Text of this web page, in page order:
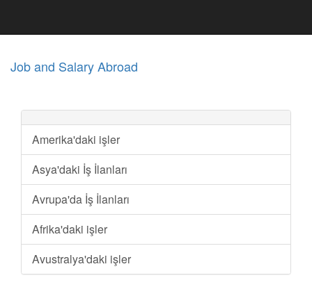
Job and Salary Abroad
Amerika'daki işler
Asya'daki İş İlanları
Avrupa'da İş İlanları
Afrika'daki işler
Avustralya'daki işler